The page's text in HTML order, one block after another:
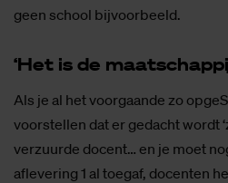
geen school bijvoorbeeld.
‘Het is de
Als je al het voorgaande zo
voorstellen dat er gedacht wordt
verzuurde docent… en je moet
aflevering 1 al toegaf, docenten